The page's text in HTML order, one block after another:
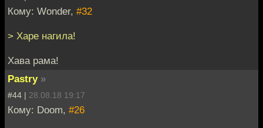
Кому: Wonder, #32
> Харе нагила!
Хава рама!
Pastry »
#44 | 28.08.18 19:17
Кому: Doom, #26